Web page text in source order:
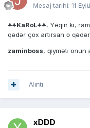
Mesaj tarihi: 11
♣♣KaRoL♣♣, Yəqin ki,
qədər çox artırsan o qədər
zaminboss, qiyməti onun
Alıntı
xDDD